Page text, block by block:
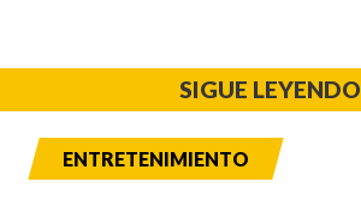
SIGUE LEYENDO
ENTRETENIMIENTO